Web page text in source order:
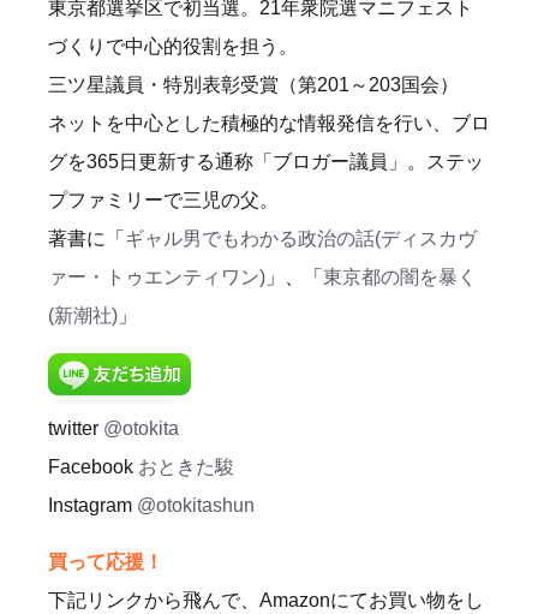
東京都選挙区で初当選。21年衆院選マニフェスト
づくりで中心的役割を担う。
三ツ星議員・特別表彰受賞（第201～203国会）
ネットを中心とした積極的な情報発信を行い、ブロ
グを365日更新する通称「ブロガー議員」。ステッ
プファミリーで三児の父。
著書に「 ギャル男でもわかる政治の話(ディスカヴ
ァー・トゥエンティワン) 」、「 東京都の闇を暴く
(新潮社) 」
twitter @otokita
Facebook おときた駿
Instagram @otokitashun
買って応援！
下記リンクから飛んで、Amazonにてお買い物をし